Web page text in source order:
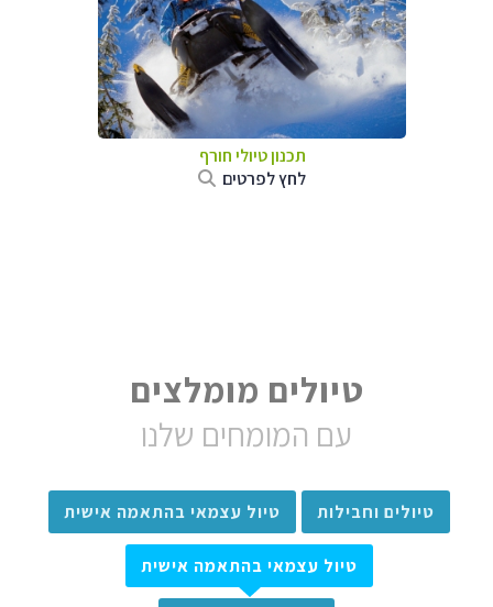
תכנון טיולי חורף
לחץ לפרטים
טיולים מומלצים
עם המומחים שלנו
טיולים וחבילות טיול עצמאי בהתאמה אישית
טיול עצמאי בהתאמה אישית